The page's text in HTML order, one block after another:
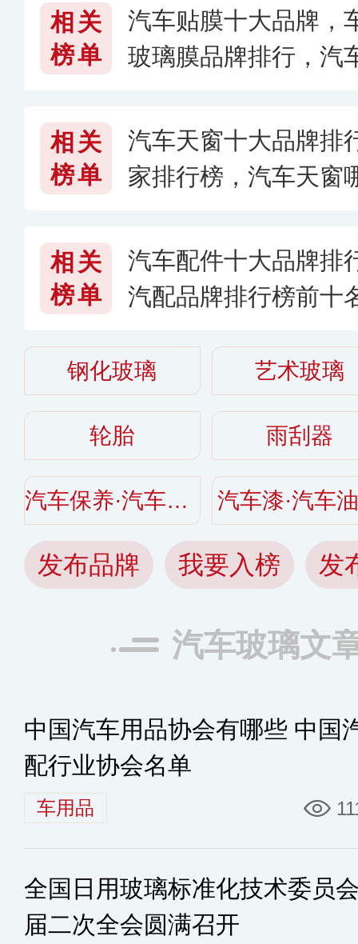
相关
榜单
汽车贴膜十大品牌，
玻璃膜品牌排行，汽
相关
榜单
汽车天窗十大品牌排
家排行榜，汽车天窗
相关
榜单
汽车配件十大品牌排
汽配品牌排行榜前十
钢化玻璃 艺术玻璃
轮胎 雨刮器
汽车保养·汽车美容 汽车漆·汽车
发布品牌 我要入榜 发
汽车玻璃文
中国汽车用品协会有哪些 中国
配行业协会名单
车用品
全国日用玻璃标准化技术委员
届二次全会圆满召开